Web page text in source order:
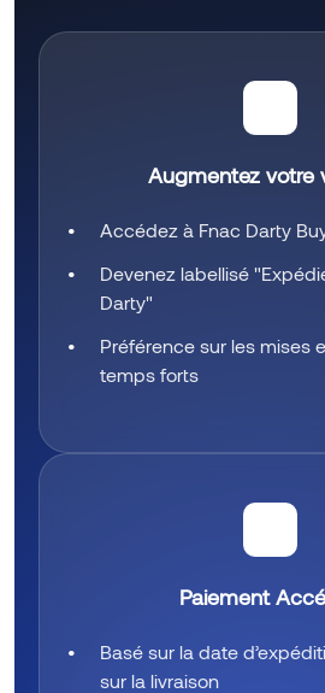
Augmentez votre
Accédez à Fnac Darty
Devenez labellisé
Darty"
Préférence sur les mises
temps forts
Paiement
Basé sur la date
sur la livraison